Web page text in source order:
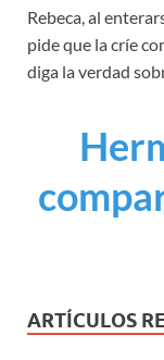
Rebeca, al
pide que la críe
diga la verdad
ARTÍCULOS